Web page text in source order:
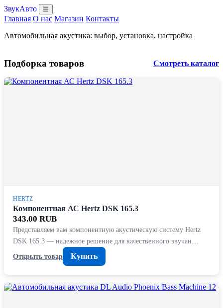
ЗвукАвто ☰
Главная О нас Магазин Контакты
Автомобильная акустика: выбор, установка, настройка
Подборка товаров Смотреть каталог
HERTZ
Компонентная АС Hertz DSK 165.3
343.00 RUB
Представляем вам компонентную акустическую систему Hertz
DSK 165.3 — надежное решение для качественного звучан…
Открыть товар
Купить